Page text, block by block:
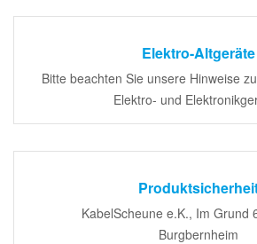
Elektro-Altgeräte
Bitte beachten Sie unsere Hinweise
Elektro- und
KabelScheune e.K., Im Grund
Burgbernheim